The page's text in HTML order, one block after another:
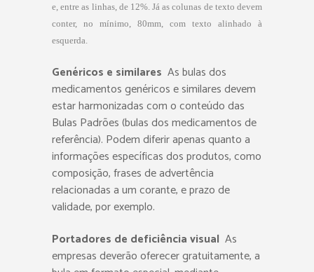
e, entre as linhas, de 12%. Já as colunas de texto devem
conter, no mínimo, 80mm, com texto alinhado à
esquerda.
Genéricos e similares As bulas dos
medicamentos genéricos e similares devem
estar harmonizadas com o conteúdo das
Bulas Padrões (bulas dos medicamentos de
referência). Podem diferir apenas quanto a
informações específicas dos produtos, como
composição, frases de advertência
relacionadas a um corante, e prazo de
validade, por exemplo.
Portadores de deficiência visual As
empresas deverão oferecer gratuitamente, a